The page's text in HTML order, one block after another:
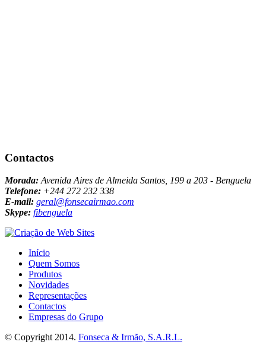
Contactos
Morada: Avenida Aires de Almeida Santos, 199 a 203 - Benguela
Telefone: +244 272 232 338
E-mail: geral@fonsecairmao.com
Skype: fibenguela
Início
Quem Somos
Produtos
Novidades
Representações
Contactos
Empresas do Grupo
© Copyright 2014. Fonseca & Irmão, S.A.R.L.